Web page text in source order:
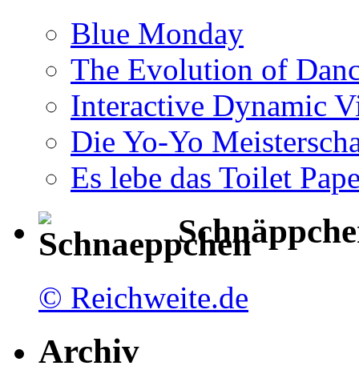
Blue Monday
The Evolution of
Interactive Dynamic
Die Yo-Yo
Es lebe das Toilet
© Reichweite.de
Archiv